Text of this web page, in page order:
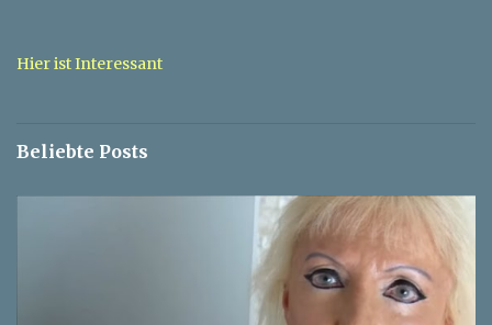
a
Hier ist Interessant
Beliebte Posts